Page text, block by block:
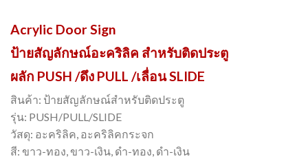
Acrylic Door Sign
ป้ายสัญลักษณ์อะคริลิค สำหรับติดประตู
ผลัก PUSH /ดึง PULL /เลื่อน SLIDE
สินค้า: ป้ายสัญลักษณ์สำหรับติดประตู
รุ่น: PUSH/PULL/SLIDE
วัสดุ: อะคริลิค, อะคริลิคกระจก
สี: ขาว-ทอง, ขาว-เงิน, ดำ-ทอง, ดำ-เงิน